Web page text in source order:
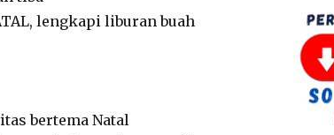
lengkapi liburan buah
bertema Natal